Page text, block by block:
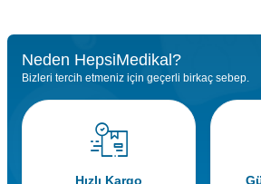
Neden HepsiMedikal?
Bizleri tercih etmeniz için geçerli birkaç sebep.
Hızlı Kargo